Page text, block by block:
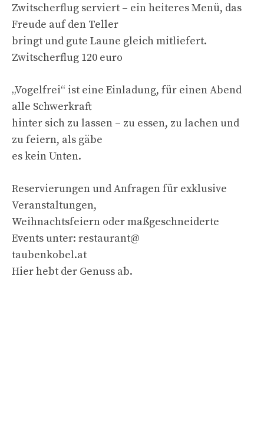
Zwitscherflug serviert – ein heiteres Menü, das
Freude auf den Teller
bringt und gute Laune gleich mitliefert.
Zwitscherflug 120 euro
„Vogelfrei“ ist eine Einladung, für einen Abend
alle Schwerkraft
hinter sich zu lassen – zu essen, zu lachen und
zu feiern, als gäbe
es kein Unten.
Reservierungen und Anfragen für exklusive
Veranstaltungen,
Weihnachtsfeiern oder maßgeschneiderte
Events unter: restaurant@
taubenkobel.at
Hier hebt der Genuss ab.